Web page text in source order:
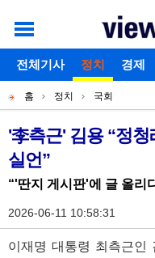
개
별
메
뉴
로그인 회원가입 아
주
메
뉴
전체기사 정치 경제
현
재
위
치
홈 정치 국회
기
사
본
문
'李측근' 김용 “정청
실언”
“'딴지 게시판'에 글 올리
2026-06-11 10:58:31
이재명 대통령 최측근인